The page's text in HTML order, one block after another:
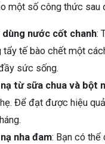
một số công thức sau
dùng nước cốt chanh:
tẩy tế bào chết một
sức sống.
từ sữa chua và bột
Để đạt được hiệu
nha đam: Bạn có thể